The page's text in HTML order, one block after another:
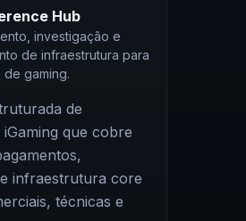
Hub
investigação e
de infraestrutura para
de gaming.
de
que cobre
infraestrutura core
técnicas e